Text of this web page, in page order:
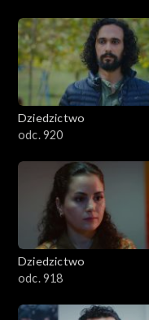
Dziedzictwo
odc. 920
Dziedzictwo
odc. 918